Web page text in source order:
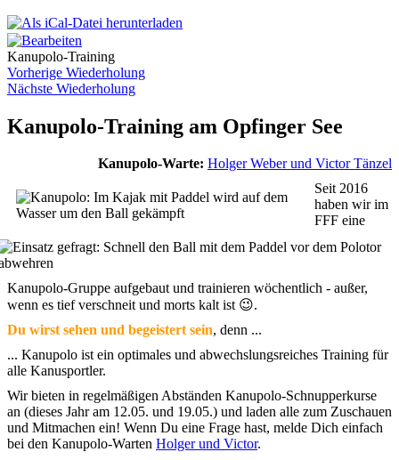
Kanupolo-Training
Vorherige Wiederholung
Nächste Wiederholung
Kanupolo-Training am Opfinger See
Kanupolo-Warte: Holger Weber und Victor Tänzel
Seit 2016
haben wir im
FFF eine
Kanupolo-Gruppe aufgebaut und trainieren wöchentlich - außer,
wenn es tief verschneit und morts kalt ist 😉.
Du wirst sehen und begeistert sein, denn ...
... Kanupolo ist ein optimales und abwechslungsreiches Training für
alle Kanusportler.
Wir bieten in regelmäßigen Abständen Kanupolo-Schnupperkurse
an (dieses Jahr am 12.05. und 19.05.) und laden alle zum Zuschauen
und Mitmachen ein! Wenn Du eine Frage hast, melde Dich einfach
bei den Kanupolo-Warten Holger und Victor.